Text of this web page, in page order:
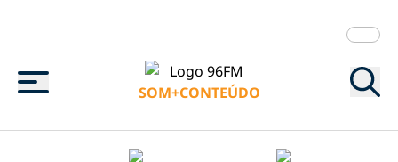
Menu
SOM+CONTEÚDO